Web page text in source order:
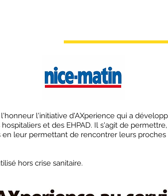
l'initiative d'AXperience qui a
et des EHPAD. Il s'agit de
leur permettant de rencontrer leurs
hors crise sanitaire.